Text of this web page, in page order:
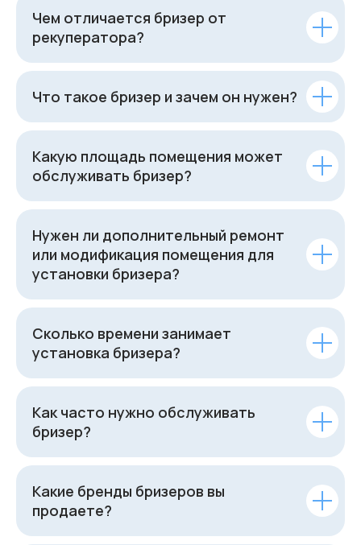
Чем отличается бризер от
рекуператора?
Что такое бризер и зачем он нужен?
Какую площадь помещения может
обслуживать бризер?
Нужен ли дополнительный ремонт
или модификация помещения для
установки бризера?
Сколько времени занимает
установка бризера?
Как часто нужно обслуживать
бризер?
Какие бренды бризеров вы
продаете?